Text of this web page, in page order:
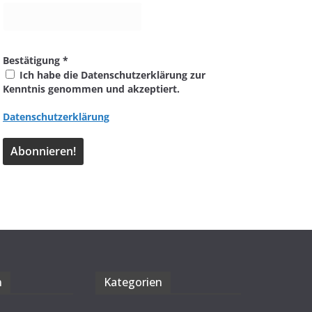
Bestätigung *
Ich habe die Datenschutzerklärung zur
Kenntnis genommen und akzeptiert.
Datenschutzerklärung
Kate­go­rien